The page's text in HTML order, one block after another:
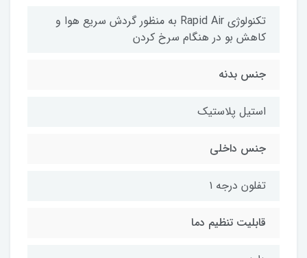
تکنولوژی Rapid Air به منظور گردش سریع هوا و
کاهش بو در هنگام سرخ کردن
جنس بدنه
استیل پلاستیک
جنس داخلی
تفلون درجه ۱
قابلیت تنظیم دما